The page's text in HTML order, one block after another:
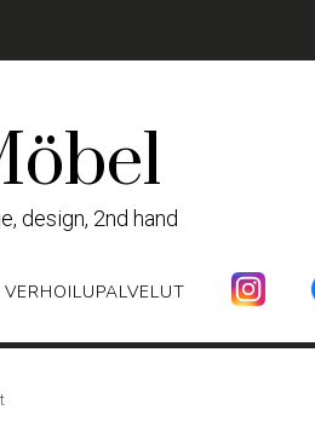
design, 2nd hand
VERHOILUPALVELUT